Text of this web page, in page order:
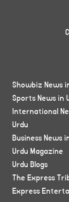
Showbiz News
Sports News in
International
Urdu
Business News
Urdu Magazine
Urdu Blogs
The Express
Express